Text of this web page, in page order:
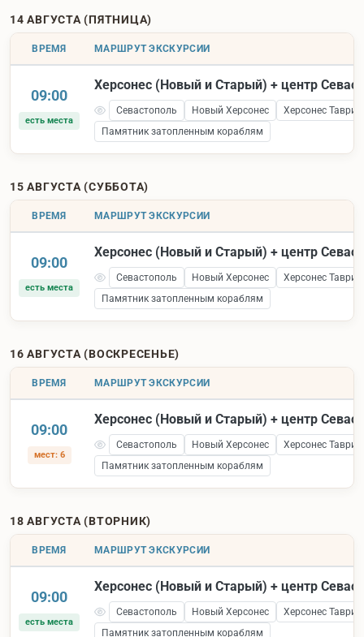
14 АВГУСТА (ПЯТНИЦА)
ВРЕМЯ МАРШРУТ ЭКСКУРСИИ
09:00
есть места
Херсонес (Новый и Старый) + центр
Севастополь Новый Херсонес
Херсонес
Памятник затопленным кораблям
15 АВГУСТА (СУББОТА)
ВРЕМЯ МАРШРУТ ЭКСКУРСИИ
09:00
есть места
Херсонес (Новый и Старый) + центр
Севастополь Новый Херсонес
Херсонес
Памятник затопленным кораблям
16 АВГУСТА (ВОСКРЕСЕНЬЕ)
ВРЕМЯ МАРШРУТ ЭКСКУРСИИ
09:00
мест: 6
Херсонес (Новый и Старый) + центр
Севастополь Новый Херсонес
Херсонес
Памятник затопленным кораблям
18 АВГУСТА (ВТОРНИК)
ВРЕМЯ МАРШРУТ ЭКСКУРСИИ
09:00
есть места
Херсонес (Новый и Старый) + центр
Севастополь Новый Херсонес
Херсонес
Памятник затопленным кораблям